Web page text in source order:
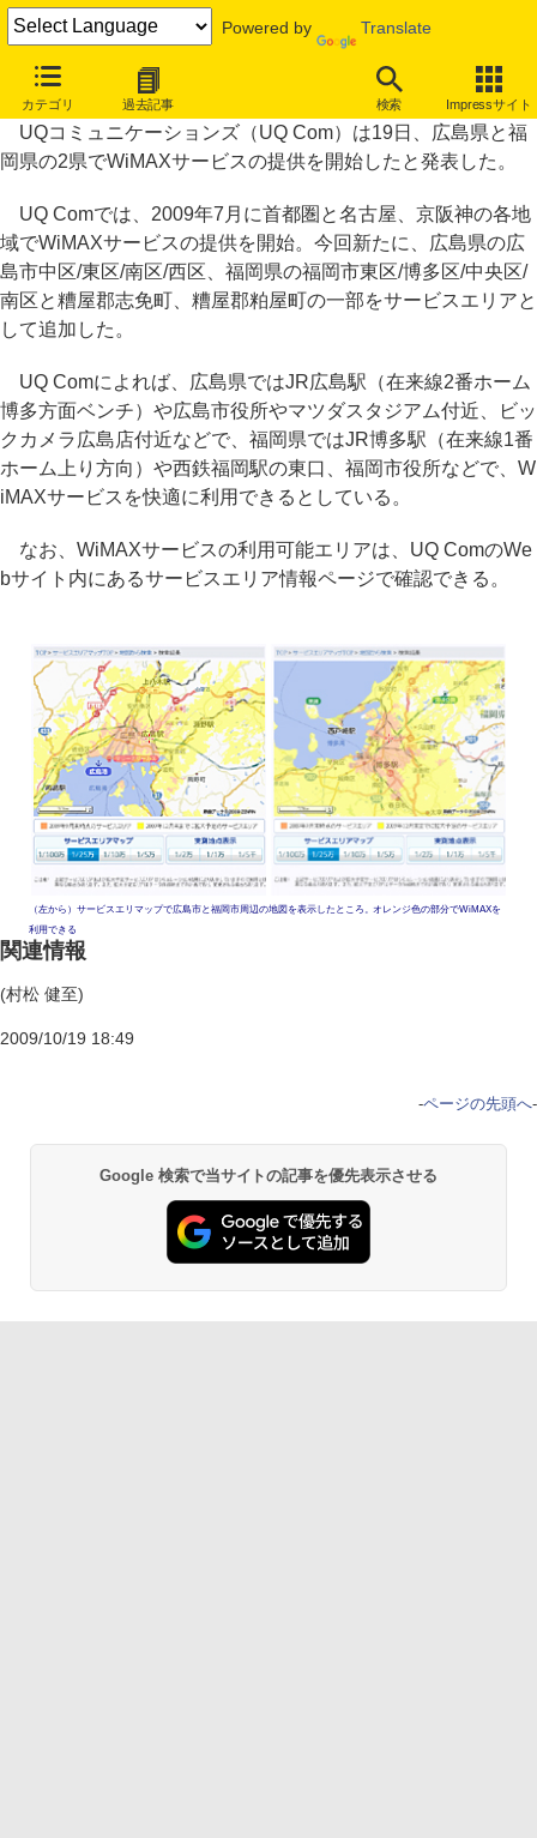
Powered by Translate
カテゴリ 過去記事 検索 Impressサイト
UQ Com、広島県と福岡県でWiMAXサービスを開始
UQコミュニケーションズ（UQ Com）は19日、広島県と福
岡県の2県でWiMAXサービスの提供を開始したと発表した。
UQ Comでは、2009年7月に首都圏と名古屋、京阪神の各地
域でWiMAXサービスの提供を開始。今回新たに、広島県の広
島市中区/東区/南区/西区、福岡県の福岡市東区/博多区/中央区/
南区と糟屋郡志免町、糟屋郡粕屋町の一部をサービスエリアと
して追加した。
UQ Comによれば、広島県ではJR広島駅（在来線2番ホーム
博多方面ベンチ）や広島市役所やマツダスタジアム付近、ビッ
クカメラ広島店付近などで、福岡県ではJR博多駅（在来線1番
ホーム上り方向）や西鉄福岡駅の東口、福岡市役所などで、W
iMAXサービスを快適に利用できるとしている。
なお、WiMAXサービスの利用可能エリアは、UQ ComのWe
bサイト内にあるサービスエリア情報ページで確認できる。
（左から）サービスエリマップで広島市と福岡市周辺の地図を表示したところ。オレンジ色の部分でWiMAXを
利用できる
関連情報
(村松 健至)
2009/10/19 18:49
-ページの先頭へ-
Google 検索で当サイトの記事を優先表示させる